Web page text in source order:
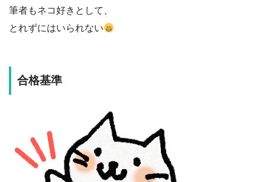
筆者もネコ好きとして、
とれずにはいられない
合格基準